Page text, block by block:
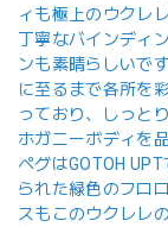
ィも極上のウクレ
丁寧なバインディ
ンも素晴らしいで
に至るまで各所を
っており、しっと
ホガニーボディを
ペグはGOTOH
られた緑色のフロ
スもこのウクレレ